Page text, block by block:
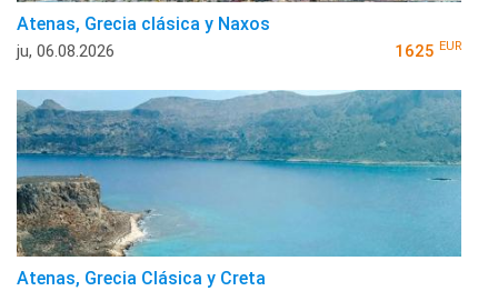
Atenas, Grecia clásica y Naxos
ju, 06.08.2026 1625 EUR
Atenas, Grecia Clásica y Creta